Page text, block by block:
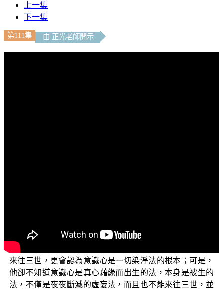
上一集
下一集
第111集 由 正光老師開示
廣論〉。上一集已談到宗喀巴否定了一切有情真心第八識
以後，必然會認定意識心就是真心，也會認定意識心能夠
來往三世，更會認為意識心是一切染淨法的根本；可是，
他卻不知道意識心是真心藉緣而出生的法，本身是被生的
法，不僅是夜夜斷滅的虛妄法，而且也不能來往三世，並